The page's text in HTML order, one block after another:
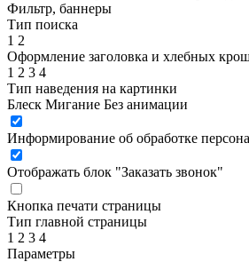
Фильтр, баннеры
Тип поиска
1 2
Оформление заголовка и хлебных
1 2 3 4
Тип наведения на картинки
Блеск Мигание Без анимации
Информирование об обработке
Отображать блок "Заказать звонок"
Кнопка печати страницы
Тип главной страницы
1 2 3 4
Параметры